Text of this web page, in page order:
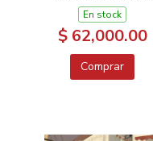
En stock
$ 62,000.00
Comprar